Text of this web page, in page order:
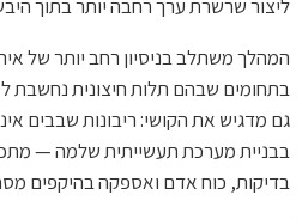
ליצור שרשרת ערך רחבה יותר בתוך
המהלך משתלב בניסיון רחב יותר של
בתחומים שבהם תלות חיצונית נחשבת
גם מדגיש את הקושי: ריבונות שבבים
בבניית מערכת תעשייתית שלמה — מתכנון
בדיקות, כוח אדם ואספקה בהיקפים